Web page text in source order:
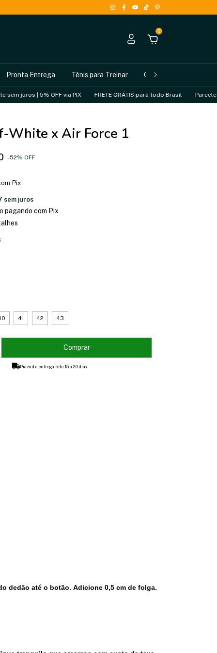
0
Pronta Entrega Tênis para Treinar Como Comprar
| 5% OFF via PIX FRETE GRÁTIS para todo Brasil Parcele sem juros
White x Air Force 1
-52% OFF
Pix
sem juros
pagando com Pix
41 42 43
Prazo de entrega é de 15 a 20 dias
dedão até o botão. Adicione 0,5 cm de folga.